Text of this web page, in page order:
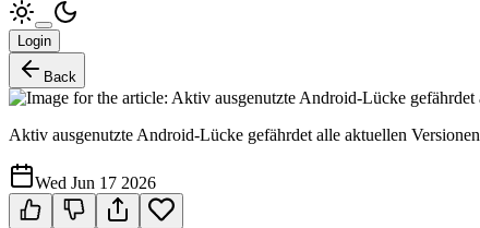
Login
Back
Aktiv ausgenutzte Android-Lücke gefährdet alle aktuellen Versionen
Wed Jun 17 2026